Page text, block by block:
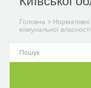
Головна >
комунальної